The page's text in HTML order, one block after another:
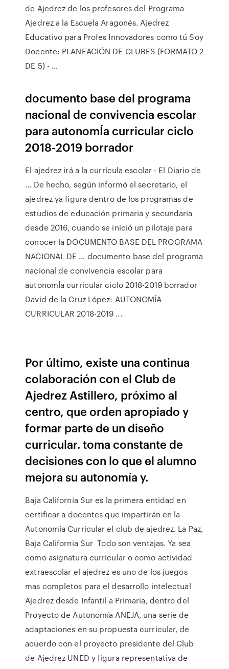
de Ajedrez de los profesores del Programa
Ajedrez a la Escuela Aragonés. Ajedrez
Educativo para Profes Innovadores como tú Soy
Docente: PLANEACIÓN DE CLUBES (FORMATO 2
DE 5) - …
documento base del programa
nacional de convivencia escolar
para autonomÍa curricular ciclo
2018-2019 borrador
El ajedrez irá a la currícula escolar - El Diario de
... De hecho, según informó el secretario, el
ajedrez ya figura dentro de los programas de
estudios de educación primaria y secundaria
desde 2016, cuando se inició un pilotaje para
conocer la DOCUMENTO BASE DEL PROGRAMA
NACIONAL DE … documento base del programa
nacional de convivencia escolar para
autonomÍa curricular ciclo 2018-2019 borrador
David de la Cruz López: AUTONOMÍA
CURRICULAR 2018-2019 ...
Por último, existe una continua
colaboración con el Club de
Ajedrez Astillero, próximo al
centro, que orden apropiado y
formar parte de un diseño
curricular. toma constante de
decisiones con lo que el alumno
mejora su autonomía y.
Baja California Sur es la primera entidad en
certificar a docentes que impartirán en la
Autonomía Curricular el club de ajedrez. La Paz,
Baja California Sur Todo son ventajas. Ya sea
como asignatura curricular o como actividad
extraescolar el ajedrez es uno de los juegos
mas completos para el desarrollo intelectual
Ajedrez desde Infantil a Primaria, dentro del
Proyecto de Autonomía ANEJA, una serie de
adaptaciones en su propuesta curricular, de
acuerdo con el proyecto presidente del Club
de Ajedrez UNED y figura representativa de